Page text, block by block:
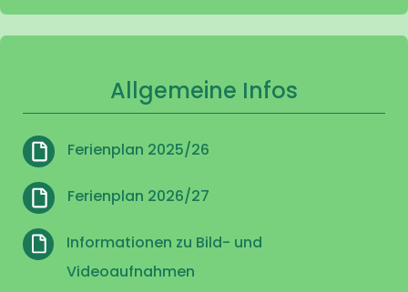
Allgemeine Infos
Ferienplan 2025/26
Ferienplan 2026/27
Informationen zu Bild- und
Videoaufnahmen